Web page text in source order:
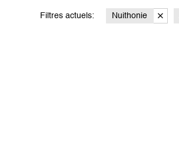
Filtres actuels: Nuithonie